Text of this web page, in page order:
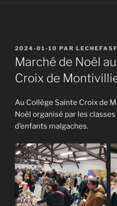
PUBLIÉ
LE
2024-01-10 PAR
Marché de Noël
Croix de
Au Collège Sainte Croix de
Noël organisé par les
d’enfants malgaches.
Navigation
de
l’article
Article
précédent